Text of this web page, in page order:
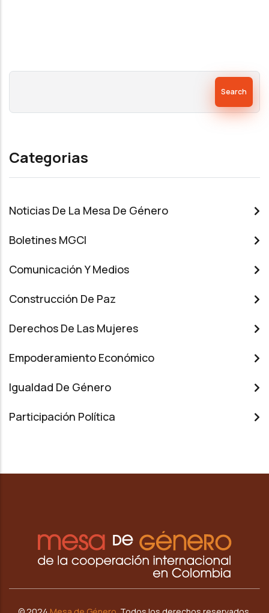
Categorias
Noticias De La Mesa De Género
Boletines MGCI
Comunicación Y Medios
Construcción De Paz
Derechos De Las Mujeres
Empoderamiento Económico
Igualdad De Género
Participación Política